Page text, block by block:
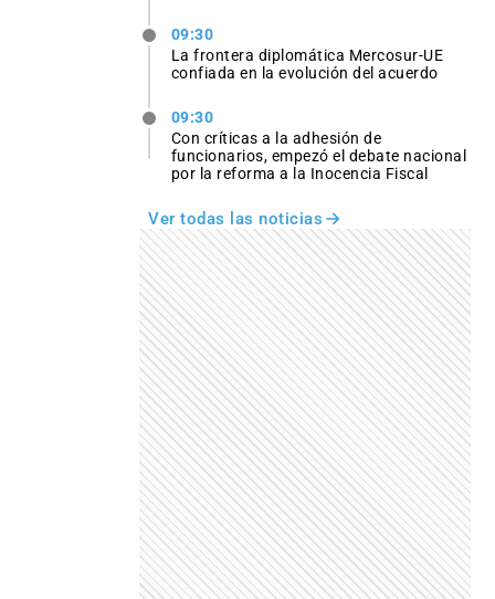
09:30
La frontera diplomática Mercosur-UE
confiada en la evolución del acuerdo
09:30
Con críticas a la adhesión de
funcionarios, empezó el debate nacional
por la reforma a la Inocencia Fiscal
Ver todas las noticias